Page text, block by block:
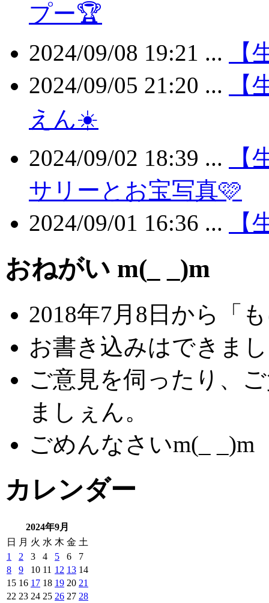
プー🏆
2024/09/08 19:21 ...
【
2024/09/05 21:20 ...
えん☀️
2024/09/02 18:39 ...
サリーとお宝写真🩷
2024/09/01 16:36 ...
【
おねがい m(_ _)m
2018年7月8日から「
お書き込みはできま
ご意見を伺ったり、
ましぇん。
ごめんなさいm(_ _)m
カレンダー
2024年9月
日
月 火 水 木 金 土
1
2 3 4 5 6
7
8
9 10 11 12 13 14
15 16 17 18 19 20 21
22 23 24 25 26 27 28